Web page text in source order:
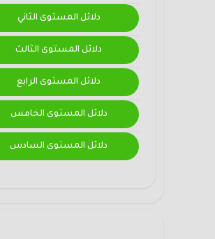
دلائل المستوى الثاني
دلائل المستوى الثالث
دلائل المستوى الرابع
دلائل المستوى الخامس
دلائل المستوى السادس